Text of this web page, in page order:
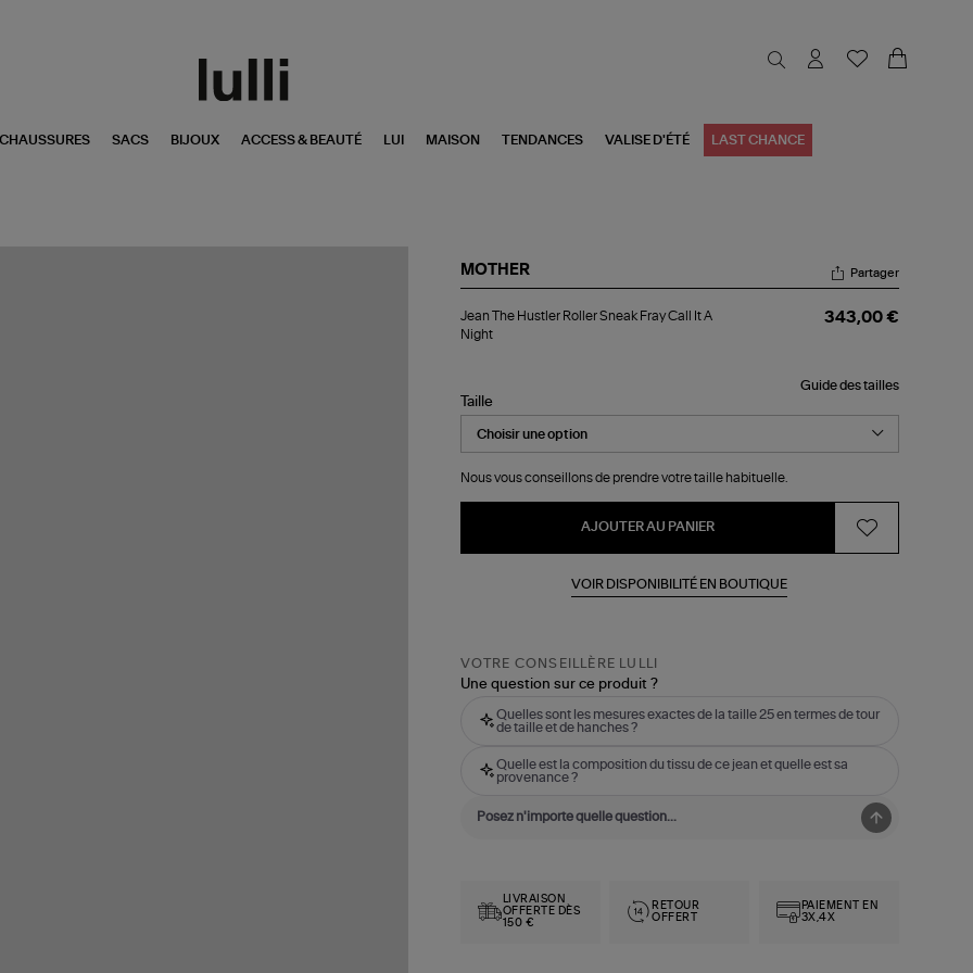
CHAUSSURES SACS BIJOUX ACCESS & BEAUTÉ LUI MAISON TENDANCES VALISE D'ÉTÉ LAST CHANCE
MOTHER
The
Hustler
Call
Partager
Jean The Hustler Roller Sneak Fray Call It A
Night
343,00 €
Guide des tailles
Taille
Nous vous conseillons de prendre votre taille habituelle.
AJOUTER AU PANIER
VOIR DISPONIBILITÉ EN BOUTIQUE
VOTRE CONSEILLÈRE LULLI
Une question sur ce produit ?
Quelles sont les mesures exactes de la taille 25 en termes de tour
de taille et de hanches ?
Quelle est la composition du tissu de ce jean et quelle est sa
provenance ?
LIVRAISON
OFFERTE DÈS
150 €
RETOUR
OFFERT
PAIEMENT EN
3X,4X